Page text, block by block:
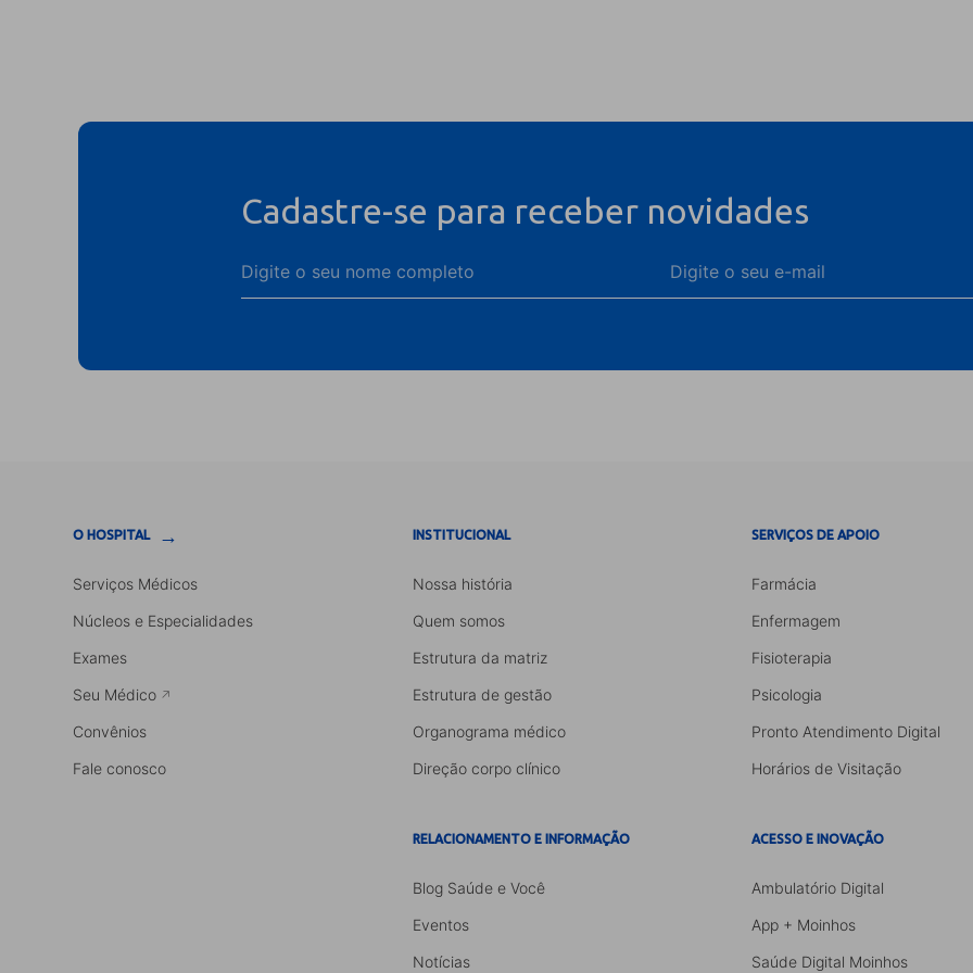
Cadastre-se para receber novidades
O HOSPITAL →
Serviços Médicos
Núcleos e Especialidades
Exames
Seu Médico
Convênios
Fale conosco
INSTITUCIONAL
Nossa história
Quem somos
Estrutura da matriz
Estrutura de gestão
Organograma médico
Direção corpo clínico
RELACIONAMENTO E INFORMAÇÃO
Blog Saúde e Você
Eventos
Notícias
SERVIÇOS DE APOIO
Farmácia
Enfermagem
Fisioterapia
Psicologia
Pronto Atendimento Digital
Horários de Visitação
ACESSO E INOVAÇÃO
Ambulatório Digital
App + Moinhos
Saúde Digital Moinhos